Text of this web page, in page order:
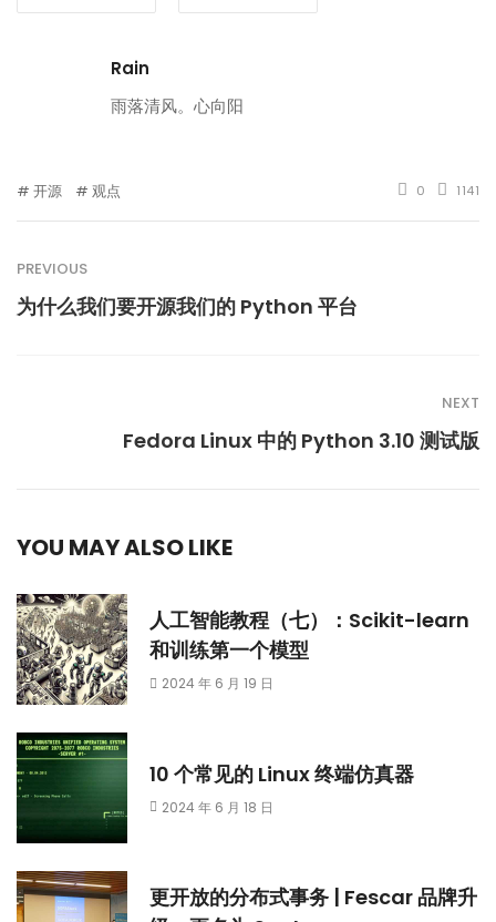
Rain
雨落清风。心向阳
开源 观点 0 1141
PREVIOUS
为什么我们要开源我们的 Python 平台
NEXT
Fedora Linux 中的 Python 3.10 测试版
YOU MAY ALSO LIKE
人工智能教程（七）：Scikit-learn
和训练第一个模型
2024 年 6 月 19 日
10 个常见的 Linux 终端仿真器
2024 年 6 月 18 日
更开放的分布式事务 | Fescar 品牌升